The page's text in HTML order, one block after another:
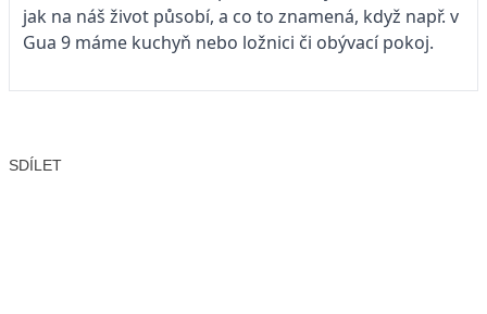
jak na náš život působí, a co to znamená, když např. v
Gua 9 máme kuchyň nebo ložnici či obývací pokoj.
SDÍLET